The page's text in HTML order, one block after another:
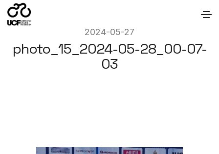
2024-05-27
photo_15_2024-05-28_00-07-
03